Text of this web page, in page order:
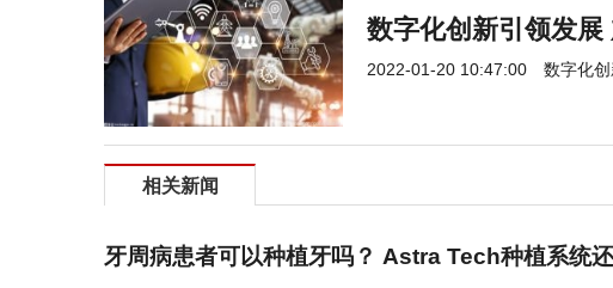
数字化创新引领发
2022-01-20 10:47:00 数字化
相关新闻
牙周病患者可以种植牙吗？ Astra Tech种植系统